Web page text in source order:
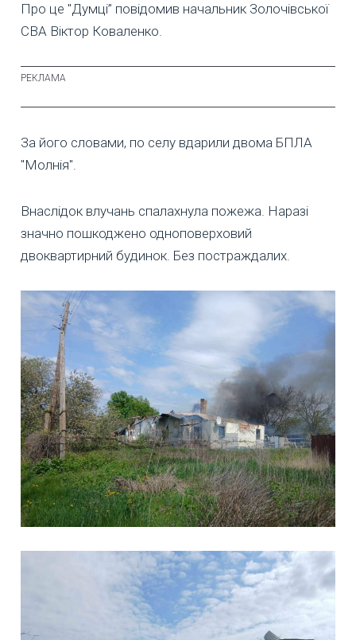
Про це "Думці” повідомив начальник Золочівської
СВА Віктор Коваленко.
За його словами, по селу вдарили двома БПЛА
"Молнія".
Внаслідок влучань спалахнула пожежа. Наразі
значно пошкоджено одноповерховий
двоквартирний будинок. Без постраждалих.